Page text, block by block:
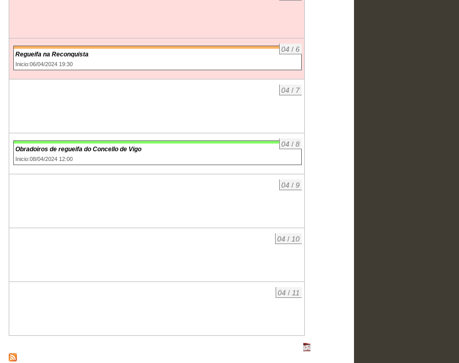
04 / 6
Regueifa na Reconquista
Inicio:06/04/2024 19:30
04 / 7
04 / 8
Obradoiros de regueifa do Concello de Vigo
Inicio:08/04/2024 12:00
04 / 9
04 / 10
04 / 11